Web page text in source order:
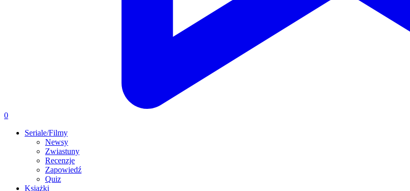
0
Seriale/Filmy
Newsy
Zwiastuny
Recenzje
Zapowiedź
Quiz
Książki